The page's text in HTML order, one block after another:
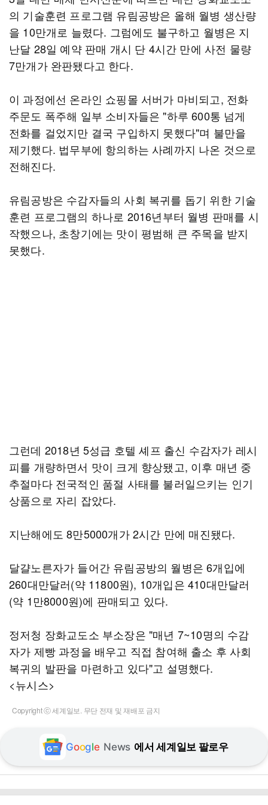
의 기술훈련 프로그램 유림공방은 올해 월병 생산량
을 10만개로 늘렸다. 그럼에도 불구하고 월병은 지
난달 28일 예약 판매 개시 단 4시간 만에 사전 물량
7만개가 완판됐다고 한다.
이 과정에선 온라인 쇼핑몰 서버가 마비되고, 전화
주문도 폭주해 일부 소비자들은 "하루 600통 넘게
전화를 걸었지만 결국 구입하지 못했다"며 불만을
제기했다. 법무부에 항의하는 사례까지 나온 것으로
전해진다.
유림공방은 수감자들의 사회 복귀를 돕기 위한 기술
훈련 프로그램의 하나로 2016년부터 월병 판매를 시
작했으나, 초창기에는 맛이 평범해 큰 주목을 받지
못했다.
그런데 2018년 5성급 호텔 셰프 출신 수감자가 레시
피를 개량하면서 맛이 크게 향상됐고, 이후 매년 중
추절마다 전국적인 품절 사태를 불러일으키는 인기
상품으로 자리 잡았다.
지난해에도 8만5000개가 2시간 만에 매진됐다.
달걀노른자가 들어간 유림공방의 월병은 6개입에
260대만달러(약 11800원), 10개입은 410대만달러
(약 1만8000원)에 판매되고 있다.
정저청 장화교도소 부소장은 "매년 7~10명의 수감
자가 제빵 과정을 배우고 직접 참여해 출소 후 사회
복귀의 발판을 마련하고 있다"고 설명했다.
<뉴시스>
Copyright ⓒ 세계일보. 무단 전재 및 재배포 금지
Google News 에서 세계일보 팔로우